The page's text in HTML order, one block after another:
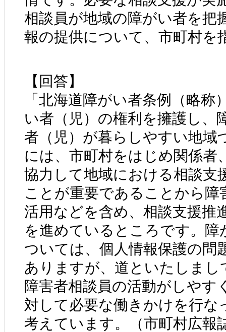
相談員が地域の障がい者を把
報の提供について、市町村を
【回答】
「北海道障がい者条例（略
い者（児）の権利を擁護し、
者（児）が暮らしやすい地域
には、市町村をはじめ関係者
協力して地域における相談支
ことが重要であることから障
活用などを含め、相談支援推
を進めているところです。障
ついては、個人情報保護の問
ありますが、道といたしまし
障害者相談員の活動がしやす
対して必要な働きかけを行な
考えています。（市町村広報